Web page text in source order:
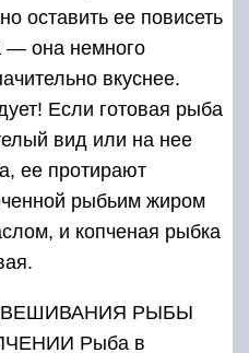
оставить ее повисеть
— она немного
вкуснее.
Если готовая рыба
вид или на нее
ее протирают
рыбьим жиром
и копченая рыбка
РЫБЫ
Рыба в